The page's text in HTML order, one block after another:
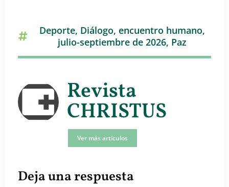
Deporte, Diálogo, encuentro humano,
julio-septiembre de 2026, Paz
Revista
CHRISTUS
Ver más artículos
Deja una respuesta